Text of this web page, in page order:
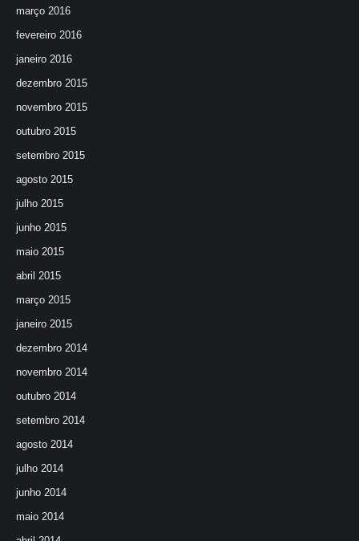
março 2016
fevereiro 2016
janeiro 2016
dezembro 2015
novembro 2015
outubro 2015
setembro 2015
agosto 2015
julho 2015
junho 2015
maio 2015
abril 2015
março 2015
janeiro 2015
dezembro 2014
novembro 2014
outubro 2014
setembro 2014
agosto 2014
julho 2014
junho 2014
maio 2014